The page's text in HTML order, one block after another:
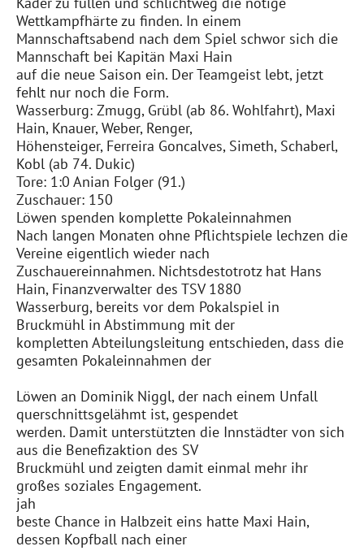
Wettkampfhärte zu finden. In einem
Mannschaftsabend nach dem Spiel schwor sich die
Mannschaft bei Kapitän Maxi Hain
auf die neue Saison ein. Der Teamgeist lebt, jetzt
fehlt nur noch die Form.
Wasserburg: Zmugg, Grübl (ab 86. Wohlfahrt), Maxi
Hain, Knauer, Weber, Renger,
Höhensteiger, Ferreira Goncalves, Simeth, Schaberl,
Kobl (ab 74. Dukic)
Tore: 1:0 Anian Folger (91.)
Zuschauer: 150
Löwen spenden komplette Pokaleinnahmen
Nach langen Monaten ohne Pflichtspiele lechzen die
Vereine eigentlich wieder nach
Zuschauereinnahmen. Nichtsdestotrotz hat Hans
Hain, Finanzverwalter des TSV 1880
Wasserburg, bereits vor dem Pokalspiel in
Bruckmühl in Abstimmung mit der
kompletten Abteilungsleitung entschieden, dass die
gesamten Pokaleinnahmen der
Löwen an Dominik Niggl, der nach einem Unfall
querschnittsgelähmt ist, gespendet
werden. Damit unterstützten die Innstädter von sich
aus die Benefizaktion des SV
Bruckmühl und zeigten damit einmal mehr ihr
großes soziales Engagement.
jah
beste Chance in Halbzeit eins hatte Maxi Hain,
dessen Kopfball nach einer